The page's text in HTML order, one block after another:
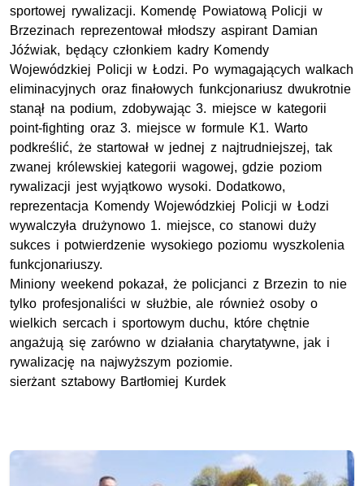
sportowej rywalizacji. Komendę Powiatową Policji w
Brzezinach reprezentował młodszy aspirant Damian
Jóźwiak, będący członkiem kadry Komendy
Wojewódzkiej Policji w Łodzi. Po wymagających walkach
eliminacyjnych oraz finałowych funkcjonariusz dwukrotnie
stanął na podium, zdobywając 3. miejsce w kategorii
point-fighting oraz 3. miejsce w formule K1. Warto
podkreślić, że startował w jednej z najtrudniejszej, tak
zwanej królewskiej kategorii wagowej, gdzie poziom
rywalizacji jest wyjątkowo wysoki. Dodatkowo,
reprezentacja Komendy Wojewódzkiej Policji w Łodzi
wywalczyła drużynowo 1. miejsce, co stanowi duży
sukces i potwierdzenie wysokiego poziomu wyszkolenia
funkcjonariuszy.
Miniony weekend pokazał, że policjanci z Brzezin to nie
tylko profesjonaliści w służbie, ale również osoby o
wielkich sercach i sportowym duchu, które chętnie
angażują się zarówno w działania charytatywne, jak i
rywalizację na najwyższym poziomie.
sierżant sztabowy Bartłomiej Kurdek